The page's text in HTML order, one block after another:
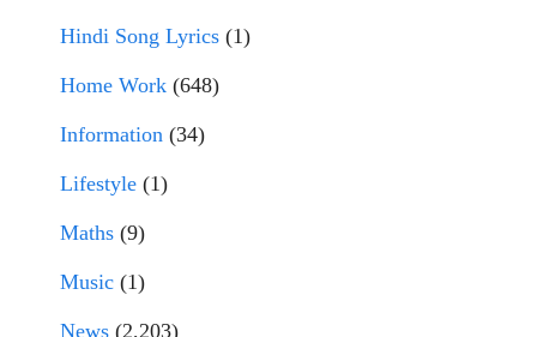
Hindi Song Lyrics (1)
Home Work (648)
Information (34)
Lifestyle (1)
Maths (9)
Music (1)
News (2,203)